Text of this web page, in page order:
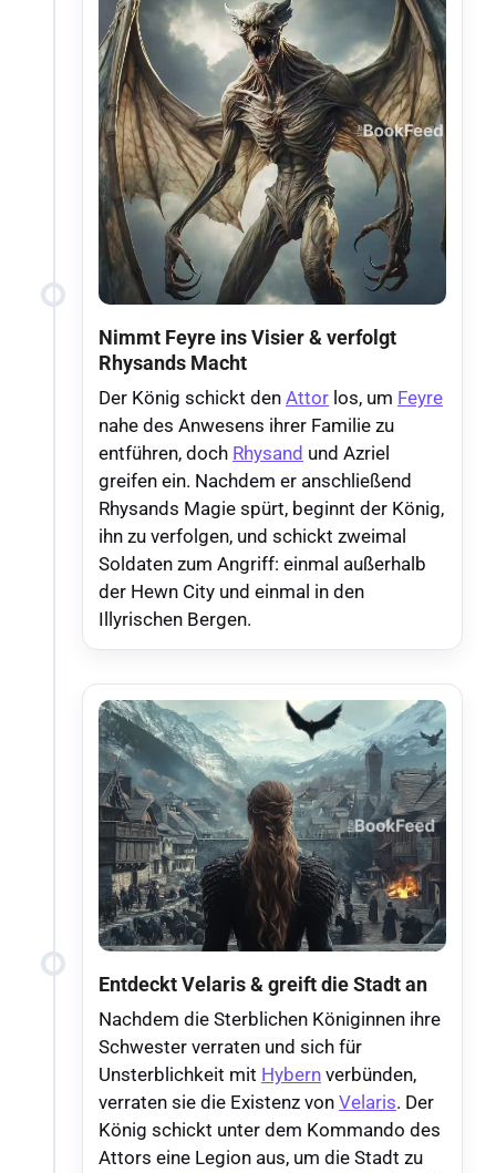
Nimmt Feyre ins Visier & verfolgt
Rhysands Macht
Der König schickt den Attor los, um Feyre
nahe des Anwesens ihrer Familie zu
entführen, doch Rhysand und Azriel
greifen ein. Nachdem er anschließend
Rhysands Magie spürt, beginnt der König,
ihn zu verfolgen, und schickt zweimal
Soldaten zum Angriff: einmal außerhalb
der Hewn City und einmal in den
Illyrischen Bergen.
Entdeckt Velaris & greift die Stadt an
Nachdem die Sterblichen Königinnen ihre
Schwester verraten und sich für
Unsterblichkeit mit Hybern verbünden,
verraten sie die Existenz von Velaris. Der
König schickt unter dem Kommando des
Attors eine Legion aus, um die Stadt zu